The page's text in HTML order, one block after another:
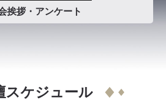
挨拶・アンケート
スケジュール